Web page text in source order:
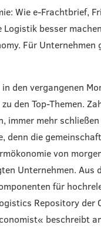
Wie e-Frachtbrief,
besser
Für Unternehmen
den vergangenen
den Top-Themen.
immer mehr
denn die
von
Unternehmen. Aus
für
Repository der
beschreibt